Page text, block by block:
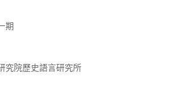
期
究院歷史語言研究所